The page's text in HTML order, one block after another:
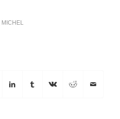
MICHEL